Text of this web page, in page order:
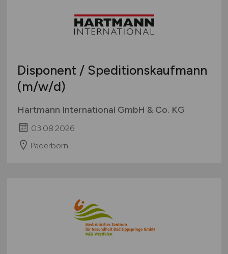
Disponent / Speditionskaufmann
(m/w/d)
Hartmann International GmbH & Co. KG
03.08.2026
Paderborn